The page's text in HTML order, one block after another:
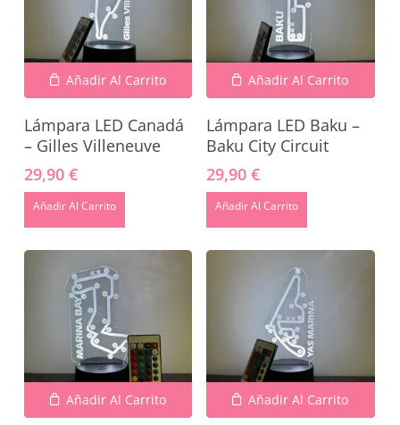
No hay productos en el carrito.
Añadir Al Carrito
Lámpara LED Canadá
– Gilles Villeneuve
29,90 €
Añadir Al Carrito
Añadir Al Carrito
Lámpara LED Baku –
Baku City Circuit
29,90€
Añadir Al Carrito
Añadir Al Carrito Añadir Al Carrito